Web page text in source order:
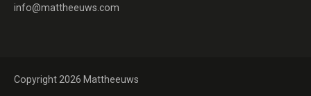
info@mattheeuws.com
Copyright 2026 Mattheeuws